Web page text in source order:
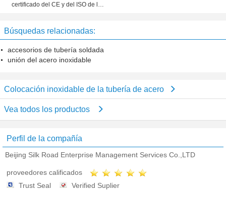
certificado del CE y del ISO de la
Búsquedas relacionadas:
accesorios de tubería soldada
unión del acero inoxidable
Colocación inoxidable de la tubería de acero
Vea todos los productos
Perfil de la compañía
Beijing Silk Road Enterprise Management Services Co.,LTD
proveedores calificados
Trust Seal
Verified Suplier